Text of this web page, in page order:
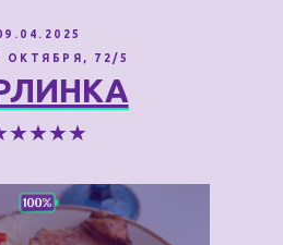
ОКТЯБРЯ, 72/5